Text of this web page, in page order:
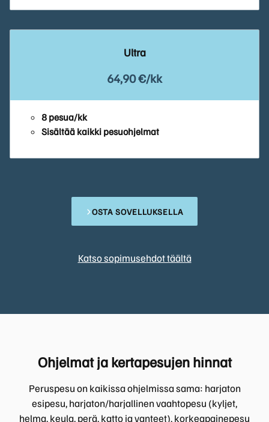
Ultra
64,90 €/kk
8 pesua/kk
Sisältää kaikki pesuohjelmat
OSTA SOVELLUKSELLA
Katso sopimusehdot täältä
Ohjelmat ja kertapesujen hinnat
Peruspesu on kaikissa ohjelmissa sama: harjaton
esipesu, harjaton/harjallinen vaahtopesu (kyljet,
helma, keula, perä, katto ja vanteet), korkeapainepesu